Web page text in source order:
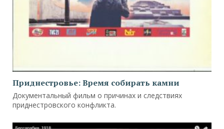
Приднестровье: Время собирать камни
Документальный фильм о причинах и следствиях
приднестровского конфликта.